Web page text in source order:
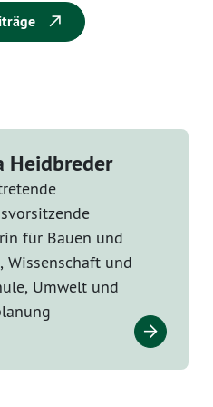
Heidbreder
für Bauen und
Wissenschaft und
Umwelt und